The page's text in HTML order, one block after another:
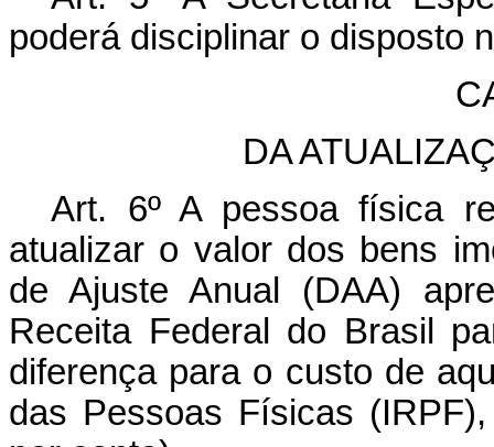
poderá disciplinar o disposto
DA
Art. 6º A pessoa física
atualizar o valor dos bens
de Ajuste Anual (DAA)
Receita Federal do Brasil
diferença para o custo de
das Pessoas Físicas